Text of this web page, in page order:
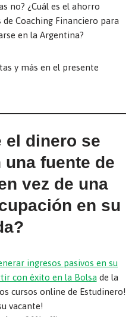
no? ¿Cuál es el ahorro
Coaching Financiero para
en la Argentina?
y más en el presente
el dinero se
fuente de
vez de una
en su
ingresos pasivos en su
con éxito en la Bolsa de la
cursos online de Estudinero!
vacante!